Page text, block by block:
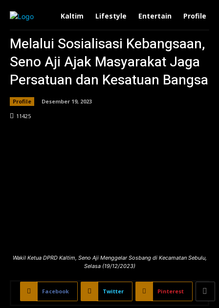
Kaltim Lifestyle Entertain Profile
Melalui Sosialisasi Kebangsaan,
Seno Aji Ajak Masyarakat Jaga
Persatuan dan Kesatuan Bangsa
Profile
Desember 19, 2023
11425
Wakil Ketua DPRD Kaltim, Seno Aji Menggelar Sosbang di Kecamatan Sebulu,
Selasa (19/12/2023)
Facebook Twitter Pinterest